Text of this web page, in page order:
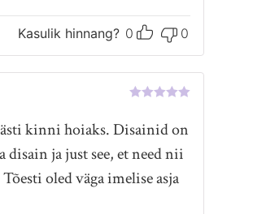
Kasulik hinnang? 0 0
kinni hoiaks. Disainid on
ja just see, et need nii
oled väga imelise asja